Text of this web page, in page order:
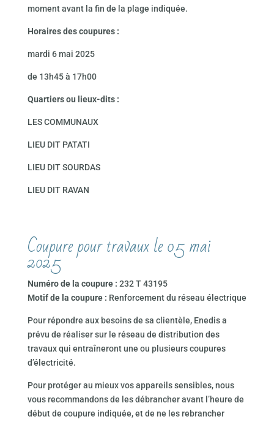
moment avant la fin de la plage indiquée.
Horaires des coupures :
mardi 6 mai 2025
de 13h45 à 17h00
Quartiers ou lieux-dits :
LES COMMUNAUX
LIEU DIT PATATI
LIEU DIT SOURDAS
LIEU DIT RAVAN
Coupure pour travaux le 05 mai
2025
Numéro de la coupure : 232 T 43195
Motif de la coupure : Renforcement du réseau électrique
Pour répondre aux besoins de sa clientèle, Enedis a
prévu de réaliser sur le réseau de distribution des
travaux qui entraîneront une ou plusieurs coupures
d’électricité.
Pour protéger au mieux vos appareils sensibles, nous
vous recommandons de les débrancher avant l’heure de
début de coupure indiquée, et de ne les rebrancher